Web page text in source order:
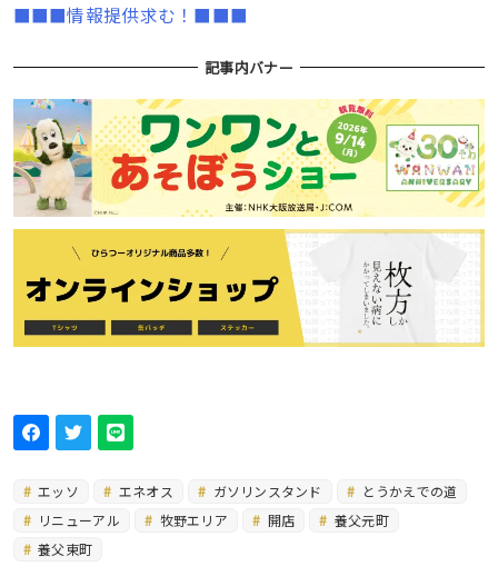
■■■情報提供求む！■■■
記事内バナー
エッソ エネオス ガソリンスタンド
とうかえでの道
リニューアル
牧野エリア 開店
養父元町
養父東町